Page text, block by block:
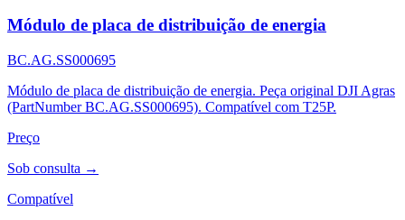
Módulo de placa de distribuição de energia
BC.AG.SS000695
Módulo de placa de distribuição de energia. Peça original DJI Agras
(PartNumber BC.AG.SS000695). Compatível com T25P.
Preço
Sob consulta →
Compatível